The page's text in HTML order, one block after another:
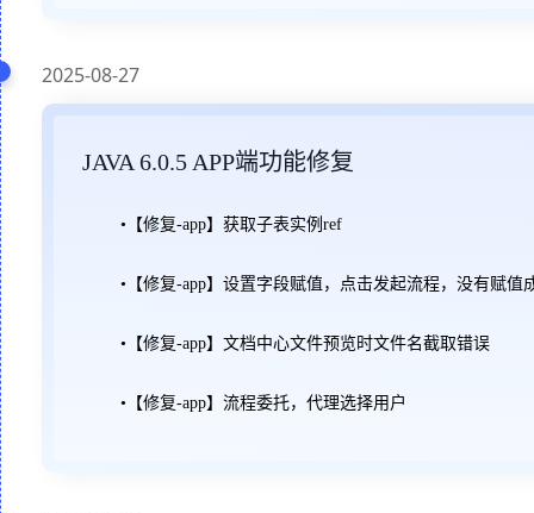
2025-08-27
JAVA 6.0.5 APP端功能修复
•【修复-app】获取子表实例ref
•【修复-app】设置字段赋值，点击发起流程，没有赋值
•【修复-app】文档中心文件预览时文件名截取错误
•【修复-app】流程委托，代理选择用户